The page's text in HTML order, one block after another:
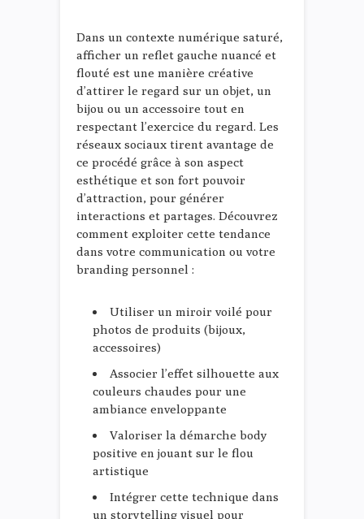
Dans un contexte numérique saturé,
afficher un reflet gauche nuancé et
flouté est une manière créative
d’attirer le regard sur un objet, un
bijou ou un accessoire tout en
respectant l’exercice du regard. Les
réseaux sociaux tirent avantage de
ce procédé grâce à son aspect
esthétique et son fort pouvoir
d’attraction, pour générer
interactions et partages. Découvrez
comment exploiter cette tendance
dans votre communication ou votre
branding personnel :
Utiliser un miroir voilé pour
photos de produits (bijoux,
accessoires)
Associer l’effet silhouette aux
couleurs chaudes pour une
ambiance enveloppante
Valoriser la démarche body
positive en jouant sur le flou
artistique
Intégrer cette technique dans
un storytelling visuel pour